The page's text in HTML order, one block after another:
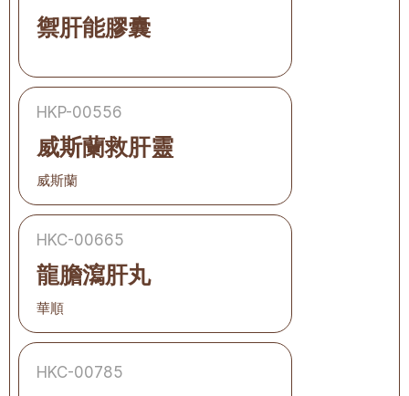
禦肝能膠囊
HKP-00556
威斯蘭救肝靈
威斯蘭
HKC-00665
龍膽瀉肝丸
華順
HKC-00785